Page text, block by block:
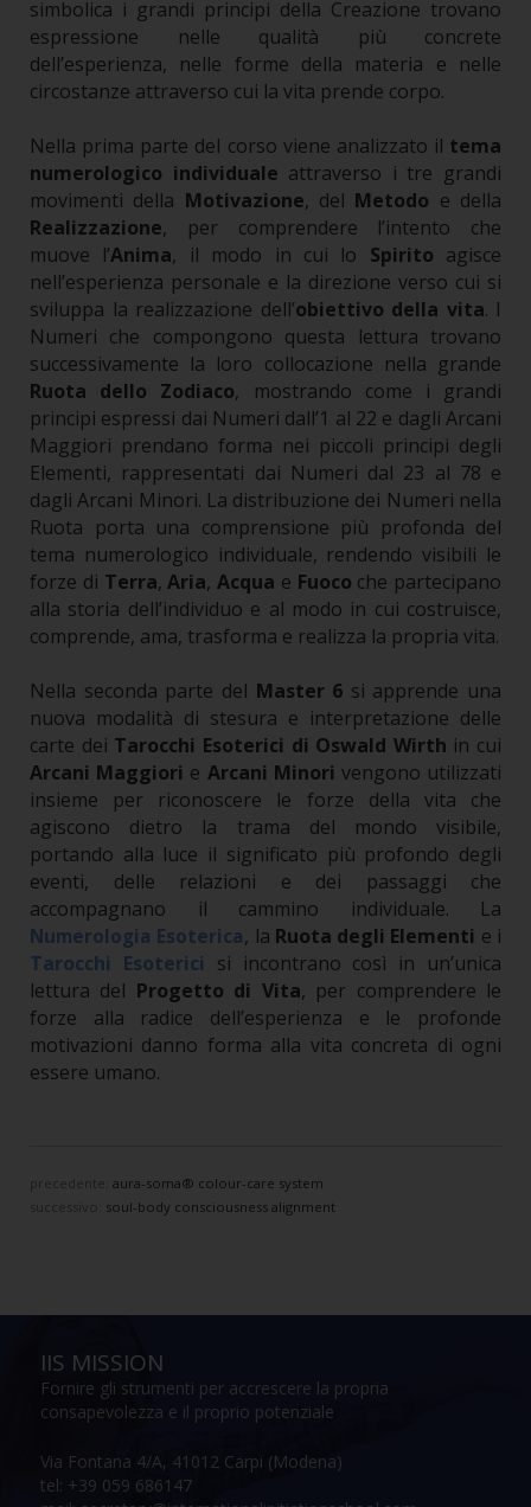
simbolica i grandi principi della Creazione trovano
espressione nelle qualità più concrete
dell’esperienza, nelle forme della materia e nelle
circostanze attraverso cui la vita prende corpo.
Nella prima parte del corso viene analizzato il tema
numerologico individuale attraverso i tre grandi
movimenti della Motivazione, del Metodo e della
Realizzazione, per comprendere l’intento che
muove l’Anima, il modo in cui lo Spirito agisce
nell’esperienza personale e la direzione verso cui si
sviluppa la realizzazione dell’obiettivo della vita. I
Numeri che compongono questa lettura trovano
successivamente la loro collocazione nella grande
Ruota dello Zodiaco, mostrando come i grandi
principi espressi dai Numeri dall’1 al 22 e dagli Arcani
Maggiori prendano forma nei piccoli principi degli
Elementi, rappresentati dai Numeri dal 23 al 78 e
dagli Arcani Minori. La distribuzione dei Numeri nella
Ruota porta una comprensione più profonda del
tema numerologico individuale, rendendo visibili le
forze di Terra,Aria, Acqua e Fuoco che partecipano
alla storia dell’individuo e al modo in cui costruisce,
comprende, ama, trasforma e realizza la propria vita.
Nella seconda parte del Master 6 si apprende una
nuova modalità di stesura e interpretazione delle
carte dei Tarocchi Esoterici di Oswald Wirth in cui
Arcani Maggiori e Arcani Minori vengono utilizzati
insieme per riconoscere le forze della vita che
agiscono dietro la trama del mondo visibile,
portando alla luce il significato più profondo degli
eventi, delle relazioni e dei passaggi che
accompagnano il cammino individuale. La
Numerologia Esoterica, la Ruota degli Elementi e i
Tarocchi Esoterici si incontrano così in un’unica
lettura del Progetto di Vita, per comprendere le
forze alla radice dell’esperienza e le profonde
motivazioni danno forma alla vita concreta di ogni
essere umano.
precedente: aura-soma® colour-care system
soul-body consciousness alignment
IIS MISSION
Fornire gli strumenti per accrescere la propria
consapevolezza e il proprio potenziale
Via Fontana 4/A, 41012 Carpi (Modena)
tel: +39 059 686147